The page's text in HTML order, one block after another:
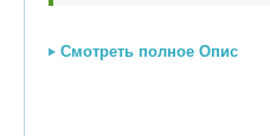
Смотреть полное Опис